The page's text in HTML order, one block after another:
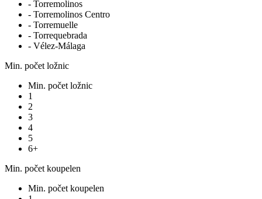
- Torremolinos
- Torremolinos Centro
- Torremuelle
- Torrequebrada
- Vélez-Málaga
Min. počet ložnic
Min. počet ložnic
1
2
3
4
5
6+
Min. počet koupelen
Min. počet koupelen